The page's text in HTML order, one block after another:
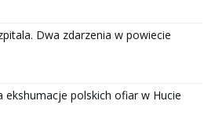
Dwa zdarzenia w powiecie
ekshumacje polskich ofiar w Hucie